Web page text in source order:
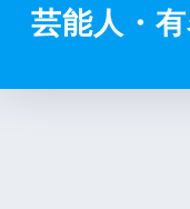
芸能人・